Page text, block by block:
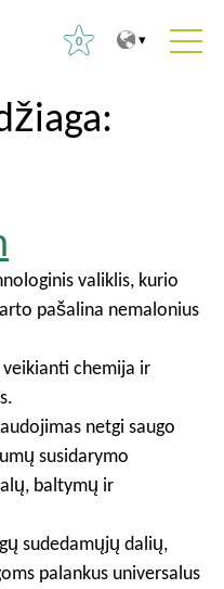
0
valiklis, kurio
pašalina nemalonius
chemija ir
netgi saugo
susidarymo
baltymų ir
sudedamųjų dalių,
palankus universalus